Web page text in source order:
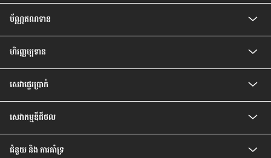
គណនីកុមារ
គណនីបញ្ញើសំចៃ
គណនីសន្សំជាប្រាក់រៀល
គណនីបញ្ញើ មានកាលកំណត់
គណនីបញ្ញើ មានកាលកំណត់ ប្រាក់រៀល
គណនីបញ្ញើមានកាលកំណត់ រូបិយប័ណ្ណបរទេស
គណនីសន្សំវៃឆ្លាត
គណនីប្រាក់បៀវត្សវៃឆ្លាត
ប័ណ្ណឥណទាន
ប័ណ្ណឥណទាន CIMB Visa Gold
ប័ណ្ណឥណទាន CIMB PREFERRED VISA PLATINUM
បទប្បញ្ញត្តិ និងលក្ខខណ្ឌរបស់ម្ចាស់ប័ណ្ណ
ហិរញ្ញប្បទាន
ឥណទានគេហដ្ឋាន
ឥណទានរថយន្ត
ឥណទានបុគ្គល
ឥណទានប្រាក់បៀវត្ស
ឥណទានកែលម្អគេហដ្ឋាន
សេវា​ផ្ទេរ​ប្រាក់
សេវាផ្ទេរប្រាក់ Telegraph
សេវាកម្មឌីជីថល
សេវាធនាគារដោយខ្លួនឯង
ជំនួយ និង ការគាំទ្រ